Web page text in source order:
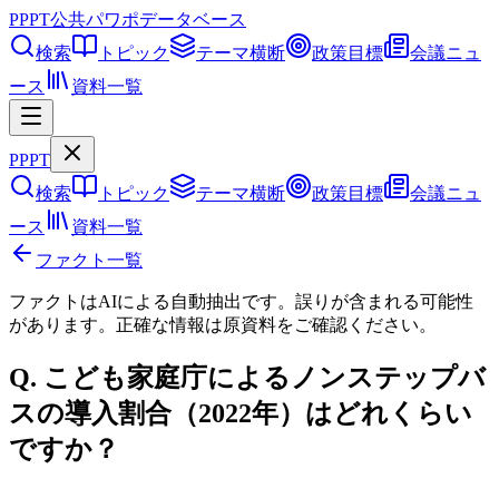
PPPT公共パワポデータベース
検索
トピック テーマ横断 政策目標
会議ニュ
ース
資料一覧
PPPT
検索
トピック テーマ横断 政策目標
会議ニュ
ース
資料一覧
ファクト一覧
ファクトはAIによる自動抽出です。誤りが含まれる可能性
があります。正確な情報は原資料をご確認ください。
Q. こども家庭庁によるノンステップバ
スの導入割合（2022年）はどれくらい
ですか？